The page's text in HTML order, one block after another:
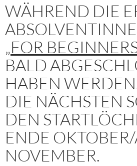
WÄHREND DIE
„FOR
BALD
HABEN
DIE NÄCHSTEN
DEN
ENDE
NOVEMBER.